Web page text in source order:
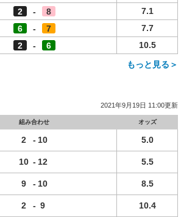
2 - 8
7.1
6 - 7
7.7
2 - 6
10.5
もっと見る＞
2021年9月19日 11:00更新
組み合わせ オッズ
2 - 10 5.0
10 - 12 5.5
9 - 10 8.5
2 - 9 10.4